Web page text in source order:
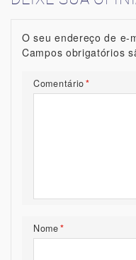
O seu endereço de e-
Campos obrigatórios
Comentário*
Nome*